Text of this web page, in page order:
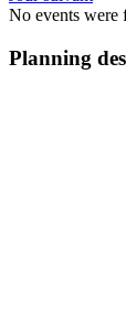
No events were
Planning